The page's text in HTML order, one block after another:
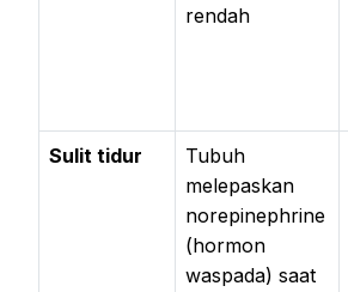
rendah
Sulit tidur
Tubuh
melepaskan
norepinephrine
(hormon
waspada) saat